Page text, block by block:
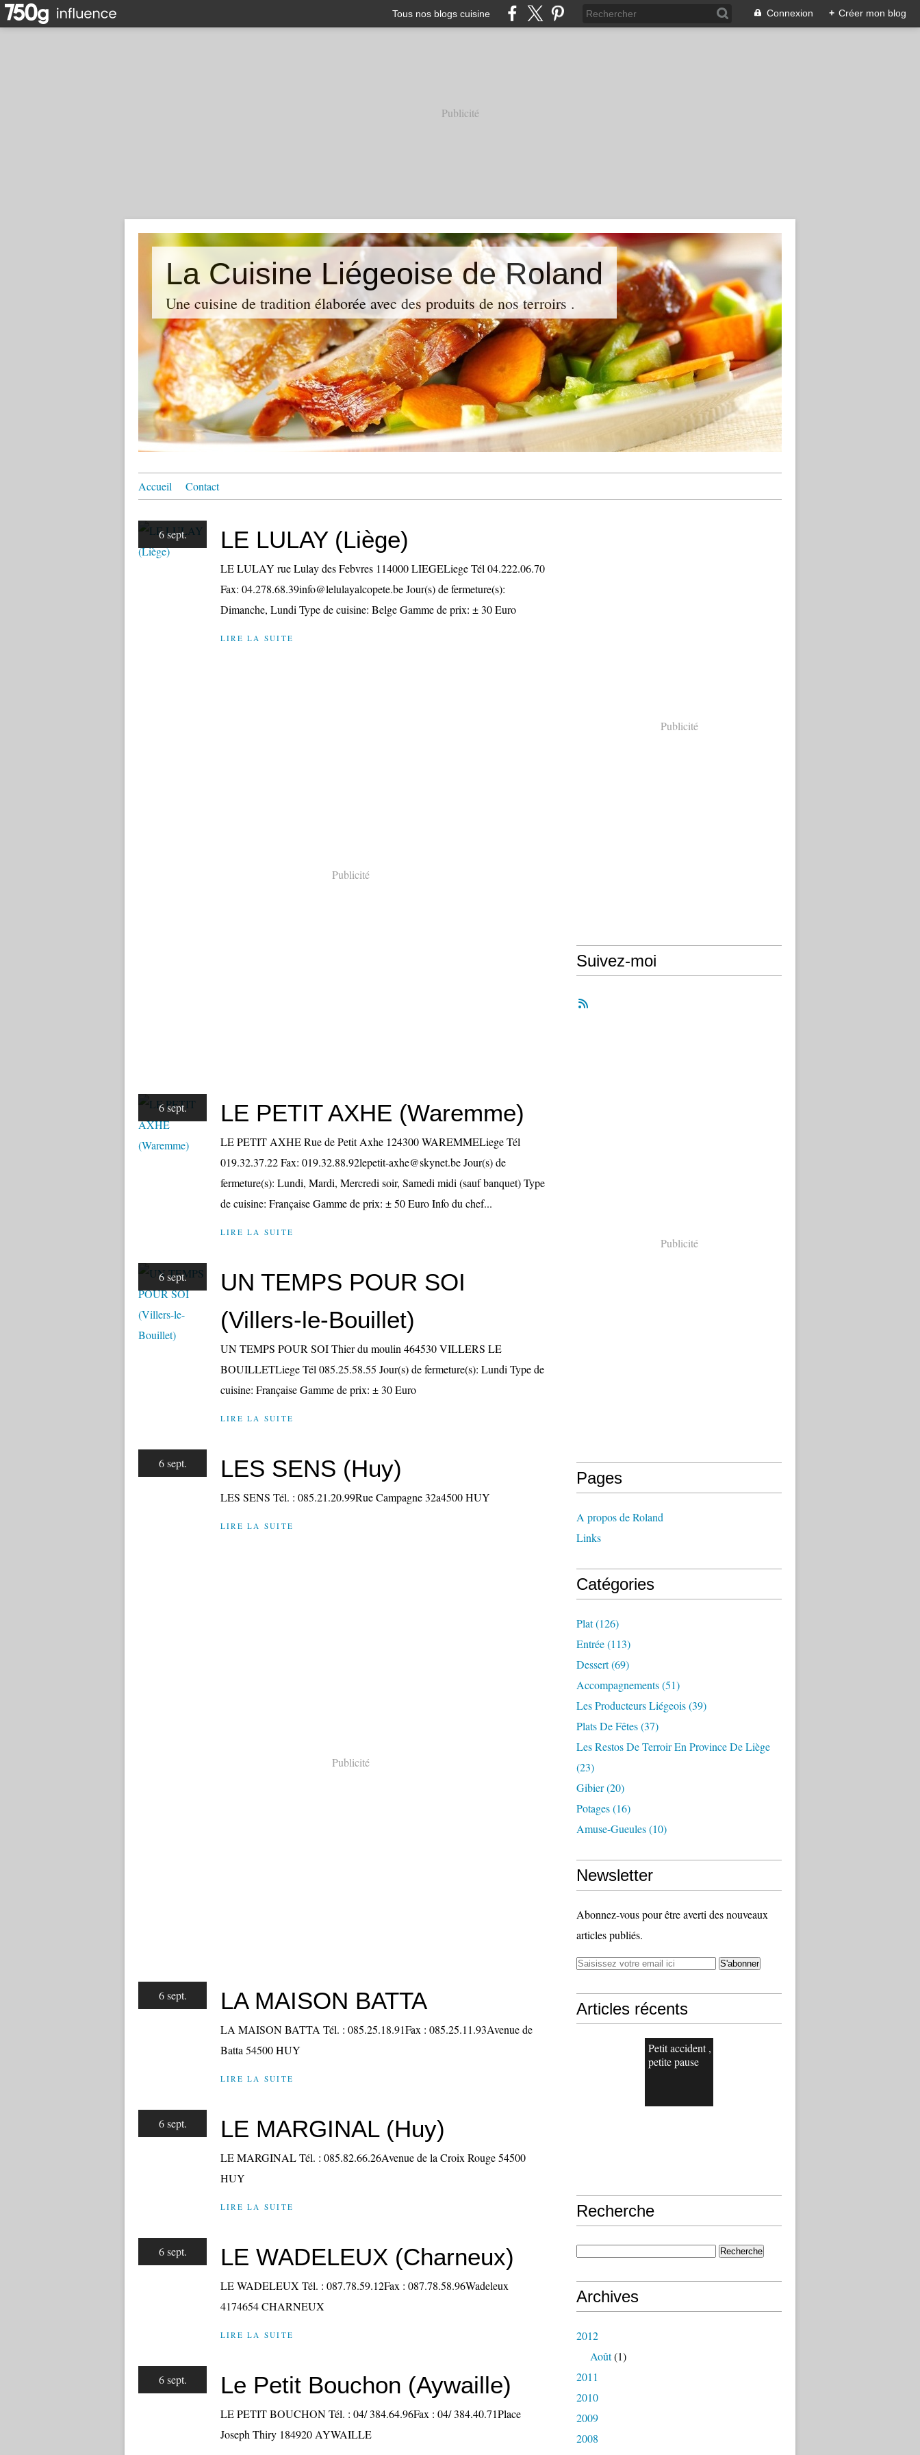
Tous nos blogs cuisine Connexion + Créer mon blog
Publicité
La Cuisine Liégeoise de Roland
Une cuisine de tradition élaborée avec des produits de nos terroirs .
Accueil Contact
6 sept. LE LULAY (Liège)
LE LULAY rue Lulay des Febvres 114000 LIEGELiege Tél 04.222.06.70
Fax: 04.278.68.39info@lelulayalcopete.be Jour(s) de fermeture(s):
Dimanche, Lundi Type de cuisine: Belge Gamme de prix: ± 30 Euro
LIRE LA SUITE
Publicité
6 sept. LE PETIT AXHE (Waremme)
LE PETIT AXHE Rue de Petit Axhe 124300 WAREMMELiege Tél
019.32.37.22 Fax: 019.32.88.92lepetit-axhe@skynet.be Jour(s) de
fermeture(s): Lundi, Mardi, Mercredi soir, Samedi midi (sauf banquet) Type
de cuisine: Française Gamme de prix: ± 50 Euro Info du chef...
LIRE LA SUITE
6 sept.
UN TEMPS POUR SOI
(Villers-le-Bouillet)
UN TEMPS POUR SOI Thier du moulin 464530 VILLERS LE
BOUILLETLiege Tél 085.25.58.55 Jour(s) de fermeture(s): Lundi Type de
cuisine: Française Gamme de prix: ± 30 Euro
LIRE LA SUITE
6 sept. LES SENS (Huy)
LES SENS Tél. : 085.21.20.99Rue Campagne 32a4500 HUY
LIRE LA SUITE
Publicité
6 sept. LA MAISON BATTA
LA MAISON BATTA Tél. : 085.25.18.91Fax : 085.25.11.93Avenue de
Batta 54500 HUY
LIRE LA SUITE
6 sept. LE MARGINAL (Huy)
LE MARGINAL Tél. : 085.82.66.26Avenue de la Croix Rouge 54500
HUY
LIRE LA SUITE
6 sept. LE WADELEUX (Charneux)
LE WADELEUX Tél. : 087.78.59.12Fax : 087.78.58.96Wadeleux
4174654 CHARNEUX
LIRE LA SUITE
6 sept. Le Petit Bouchon (Aywaille)
LE PETIT BOUCHON Tél. : 04/ 384.64.96Fax : 04/ 384.40.71Place
Joseph Thiry 184920 AYWAILLE
Publicité
Suivez-moi
Publicité
Pages
A propos de Roland
Links
Catégories
Plat(126)
Entrée(113)
Dessert(69)
Accompagnements(51)
Les Producteurs Liégeois(39)
Plats De Fêtes(37)
Les Restos De Terroir En Province De Liège
(23)
Gibier(20)
Potages(16)
Amuse-Gueules(10)
Newsletter
Abonnez-vous pour être averti des nouveaux
articles publiés.
Articles récents
Petit accident ,
petite pause
Recherche
Archives
2012
Août(1)
2011
2010
2009
2008